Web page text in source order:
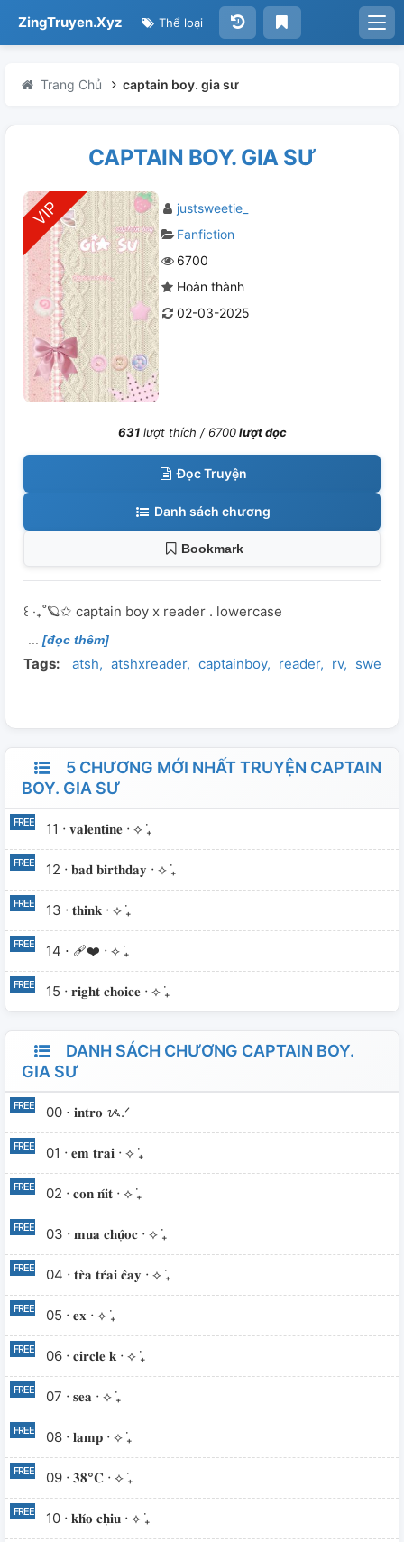
ZingTruyen.Xyz Thể loại
Trang Chủ captain boy. gia sư
CAPTAIN BOY. GIA SƯ
justsweetie_
Fanfiction
6700
Hoàn thành
02-03-2025
631lượt thích / 6700lượt đọc
Đọc Truyện
Danh sách chương
Bookmark
꒰ ‧₊˚🪐✩ captain boy x reader . lowercase
[đọc thêm]
Tags: atsh atshxreader captainboy reader rv
5 CHƯƠNG MỚI NHẤT TRUYỆN CAPTAIN
BOY. GIA SƯ
11 ⋅ 𝐯𝐚𝐥𝐞𝐧𝐭𝐢𝐧𝐞 ⋅ ⟡ ݁₊
12 ⋅ 𝐛𝐚𝐝 𝐛𝐢𝐫𝐭𝐡𝐝𝐚𝐲 ⋅ ⟡ ݁₊
13 ⋅ 𝐭𝐡𝐢𝐧𝐤 ⋅ ⟡ ݁₊
14 ⋅ ❤️‍🩹 ⋅ ⟡ ݁₊
15 ⋅ 𝐫𝐢𝐠𝐡𝐭 𝐜𝐡𝐨𝐢𝐜𝐞 ⋅ ⟡ ݁₊
DANH SÁCH CHƯƠNG CAPTAIN BOY.
GIA SƯ
00 ⋅ 𝐢𝐧𝐭𝐫𝐨 ᝰ.ᐟ
01 ⋅ 𝐞𝐦 𝐭𝐫𝐚𝐢 ⋅ ⟡ ݁₊
02 ⋅ 𝐜𝐨𝐧 𝐧𝐢́𝐭 ⋅ ⟡ ݁₊
03 ⋅ 𝐦𝐮𝐚 𝐜𝐡𝐮𝐨̣̂𝐜 ⋅ ⟡ ݁₊
04 ⋅ 𝐭𝐫𝐚̀ 𝐭𝐫𝐚́𝐢 𝐜𝐚̂𝐲 ⋅ ⟡ ݁₊
05 ⋅ 𝐞𝐱 ⋅ ⟡ ݁₊
06 ⋅ 𝐜𝐢𝐫𝐜𝐥𝐞 𝐤 ⋅ ⟡ ݁₊
07 ⋅ 𝐬𝐞𝐚 ⋅ ⟡ ݁₊
08 ⋅ 𝐥𝐚𝐦𝐩 ⋅ ⟡ ݁₊
09 ⋅ 𝟑𝟖°𝐂 ⋅ ⟡ ݁₊
10 ⋅ 𝐤𝐡𝐨́ 𝐜𝐡𝐢̣𝐮 ⋅ ⟡ ݁₊